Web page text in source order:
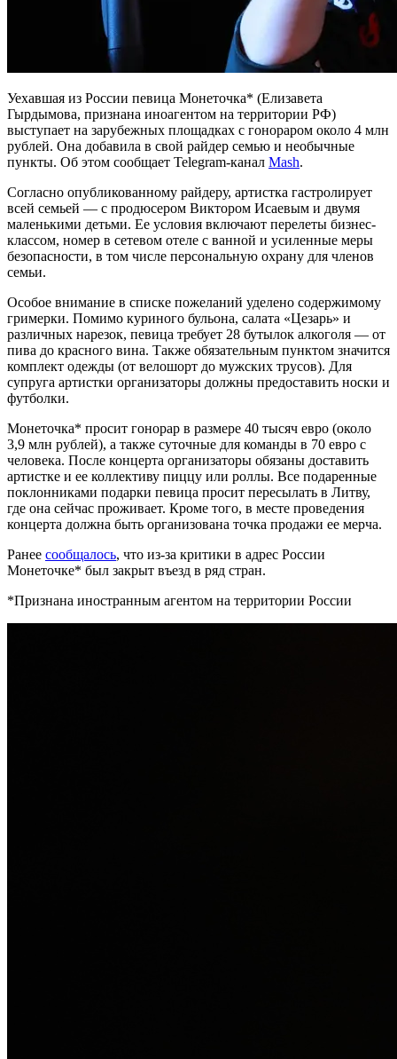
Уехавшая из России певица Монеточка* (Елизавета
Гырдымова, признана иноагентом на территории РФ)
выступает на зарубежных площадках с гонораром около 4 млн
рублей. Она добавила в свой райдер семью и необычные
пункты. Об этом сообщает Telegram-канал Mash.
Согласно опубликованному райдеру, артистка гастролирует
всей семьей — с продюсером Виктором Исаевым и двумя
маленькими детьми. Ее условия включают перелеты бизнес-
классом, номер в сетевом отеле с ванной и усиленные меры
безопасности, в том числе персональную охрану для членов
семьи.
Особое внимание в списке пожеланий уделено содержимому
гримерки. Помимо куриного бульона, салата «Цезарь» и
различных нарезок, певица требует 28 бутылок алкоголя — от
пива до красного вина. Также обязательным пунктом значится
комплект одежды (от велошорт до мужских трусов). Для
супруга артистки организаторы должны предоставить носки и
футболки.
Монеточка* просит гонорар в размере 40 тысяч евро (около
3,9 млн рублей), а также суточные для команды в 70 евро с
человека. После концерта организаторы обязаны доставить
артистке и ее коллективу пиццу или роллы. Все подаренные
поклонниками подарки певица просит пересылать в Литву,
где она сейчас проживает. Кроме того, в месте проведения
концерта должна быть организована точка продажи ее мерча.
Ранее сообщалось, что из-за критики в адрес России
Монеточке* был закрыт въезд в ряд стран.
*Признана иностранным агентом на территории России